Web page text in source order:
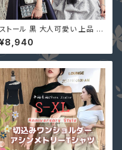
ストール 黒 大人可愛い 上品 シ
フォン 花柄 レース YJ-33796
7 カーディガン 肩掛け ショール
ボレロ 結婚式 ピンク ネイビー
¥8,940